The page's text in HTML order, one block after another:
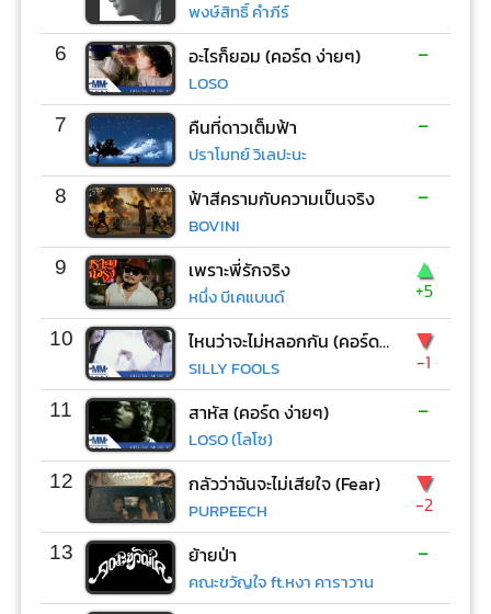
พงษ์สิทธิ์ คำภีร์
6 อะไรก็ยอม (คอร์ด ง่ายๆ)
LOSO
-
7 คืนที่ดาวเต็มฟ้า
ปราโมทย์ วิเลปะนะ
-
8 ฟ้าสีครามกับความเป็นจริง
BOVINI
-
9 เพราะพี่รักจริง
หนึ่ง บีเคแบนด์
▲
+5
10 ไหนว่าจะไม่หลอกกัน (คอร์ด ง่ายๆ)
SILLY FOOLS
▼
-1
11 สาหัส (คอร์ด ง่ายๆ)
LOSO (โลโซ)
-
12 กลัวว่าฉันจะไม่เสียใจ (Fear)
PURPEECH
▼
-2
13 ย้ายป่า
คณะขวัญใจ ft.หงา คาราวาน
-